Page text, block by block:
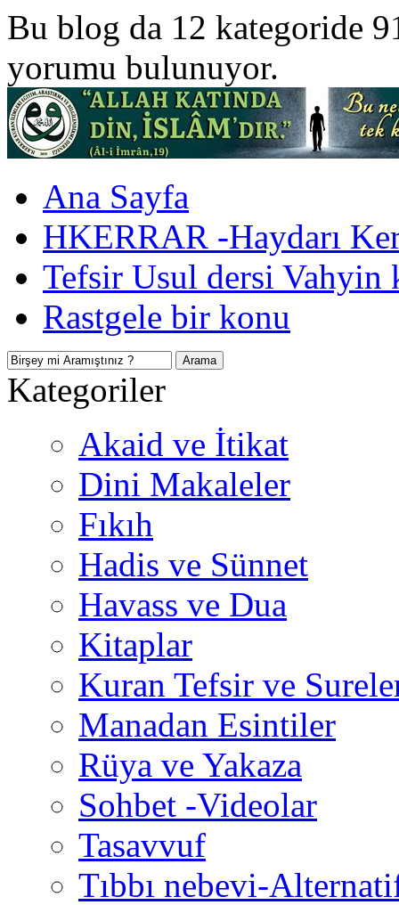
Bu blog da 12 kategoride
yorumu bulunuyor.
Ana Sayfa
HKERRAR -Haydarı
Tefsir Usul dersi Vahyin
Rastgele bir konu
Kategoriler
Akaid ve İtikat
Dini Makaleler
Fıkıh
Hadis ve Sünnet
Havass ve Dua
Kitaplar
Kuran Tefsir ve
Manadan Esintiler
Rüya ve Yakaza
Sohbet -Videolar
Tasavvuf
Tıbbı nebevi-